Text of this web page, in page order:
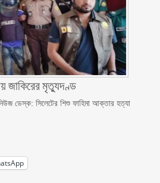
জাকিরের মৃত্যুদণ্ড
ডেস্ক: সিলেটের শিশু ফাহিমা আক্তার হত্যা